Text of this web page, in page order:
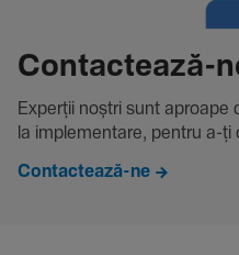
Contac­tează-
Experții noștri sunt aproape
la imple­men­tare, pentru a-ți
Contactează-ne